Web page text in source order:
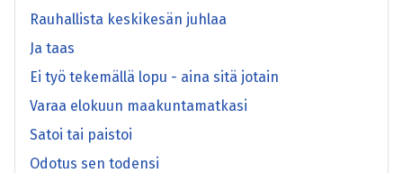
Rauhallista keskikesän juhlaa
Ja taas
Ei työ tekemällä lopu - aina sitä jotain
Varaa elokuun maakuntamatkasi
Satoi tai paistoi
Odotus sen todensi